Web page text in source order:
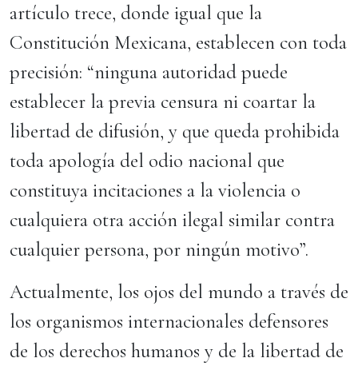
artículo trece, donde igual que la
Constitución Mexicana, establecen con toda
precisión: “ninguna autoridad puede
establecer la previa censura ni coartar la
libertad de difusión, y que queda prohibida
toda apología del odio nacional que
constituya incitaciones a la violencia o
cualquiera otra acción ilegal similar contra
cualquier persona, por ningún motivo”.
Actualmente, los ojos del mundo a través de
los organismos internacionales defensores
de los derechos humanos y de la libertad de